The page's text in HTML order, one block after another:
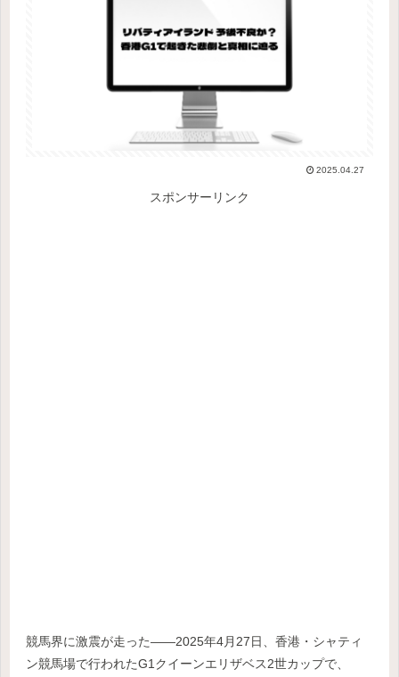
2025.04.27
スポンサーリンク
競馬界に激震が走った――2025年4月27日、香港・シャティ
ン競馬場で行われたG1クイーンエリザベス2世カップで、